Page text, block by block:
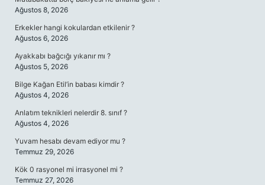
Ağustos 8, 2026
Erkekler hangi kokulardan etkilenir ?
Ağustos 6, 2026
Ayakkabı bağcığı yıkanır mı ?
Ağustos 5, 2026
Bilge Kağan Etil’in babası kimdir ?
Ağustos 4, 2026
Anlatım teknikleri nelerdir 8. sınıf ?
Ağustos 4, 2026
Yuvam hesabı devam ediyor mu ?
Temmuz 29, 2026
Kök 0 rasyonel mi irrasyonel mi ?
Temmuz 27, 2026